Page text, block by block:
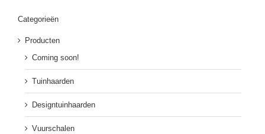
Categorieën
Producten
Coming soon!
Tuinhaarden
Designtuinhaarden
Vuurschalen